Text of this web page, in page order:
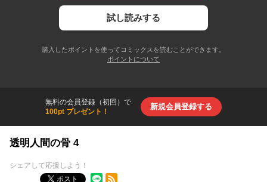
試し読みする
購入したポイントを使ってコミックスを読むことができます。
ポイントについて
無料の会員登録（初回）で
100pt プレゼント！
新規会員登録する
透明人間の骨 4
シェアして応援しよう！
ポスト
RSSフィード